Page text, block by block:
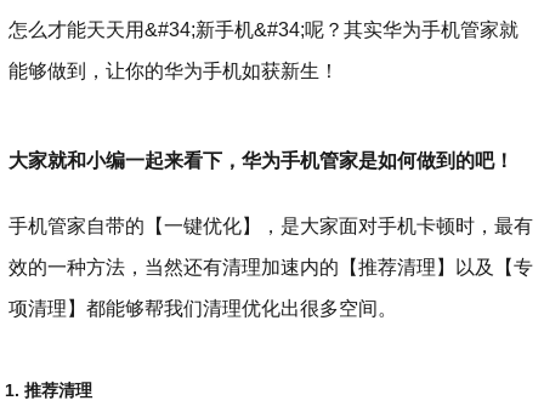
怎么才能天天用&#34;新手机&#34;呢？其实华为手机管家就
能够做到，让你的华为手机如获新生！
大家就和小编一起来看下，华为手机管家是如何做到的吧！
手机管家自带的【一键优化】，是大家面对手机卡顿时，最有
效的一种方法，当然还有清理加速内的【推荐清理】以及【专
项清理】都能够帮我们清理优化出很多空间。
1. 推荐清理